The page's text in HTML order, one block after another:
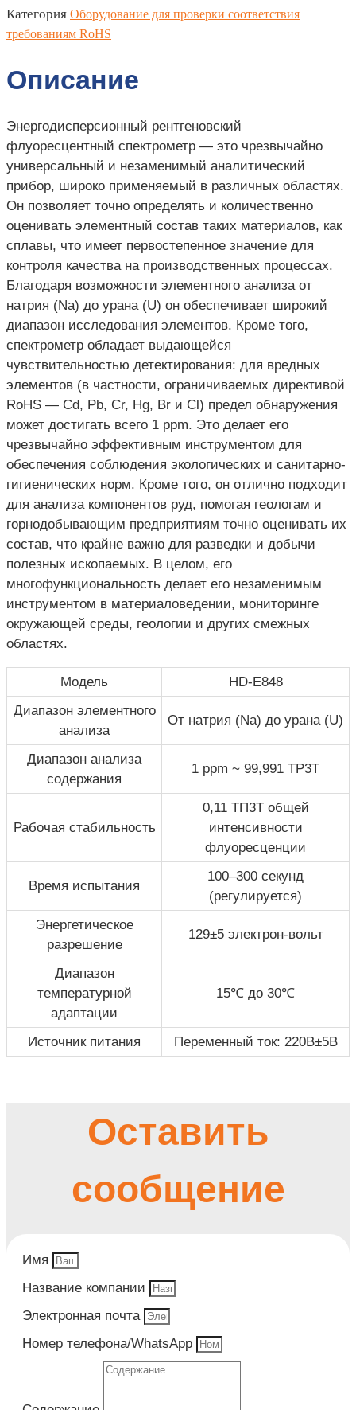
Категория Оборудование для проверки соответствия
требованиям RoHS
Описание
Энергодисперсионный рентгеновский
флуоресцентный спектрометр — это чрезвычайно
универсальный и незаменимый аналитический
прибор, широко применяемый в различных областях.
Он позволяет точно определять и количественно
оценивать элементный состав таких материалов, как
сплавы, что имеет первостепенное значение для
контроля качества на производственных процессах.
Благодаря возможности элементного анализа от
натрия (Na) до урана (U) он обеспечивает широкий
диапазон исследования элементов. Кроме того,
спектрометр обладает выдающейся
чувствительностью детектирования: для вредных
элементов (в частности, ограничиваемых директивой
RoHS — Cd, Pb, Cr, Hg, Br и Cl) предел обнаружения
может достигать всего 1 ppm. Это делает его
чрезвычайно эффективным инструментом для
обеспечения соблюдения экологических и санитарно-
гигиенических норм. Кроме того, он отлично подходит
для анализа компонентов руд, помогая геологам и
горнодобывающим предприятиям точно оценивать их
состав, что крайне важно для разведки и добычи
полезных ископаемых. В целом, его
многофункциональность делает его незаменимым
инструментом в материаловедении, мониторинге
окружающей среды, геологии и других смежных
областях.
Модель
HD-E848
Диапазон элементного
анализа
От натрия (Na) до урана (U)
Диапазон анализа
содержания
1 ppm ~ 99,991 TP3T
Рабочая стабильность
0,11 ТП3Т общей
интенсивности
флуоресценции
Время испытания
100–300 секунд
(регулируется)
Энергетическое
разрешение
129±5 электрон-вольт
Диапазон
температурной
адаптации
15℃ до 30℃
Источник питания Переменный ток: 220В±5В
Оставить
сообщение
Имя
Название компании
Электронная почта
Номер телефона/WhatsApp